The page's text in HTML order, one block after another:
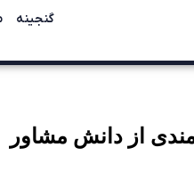
گنجینه
از دانش مشاور